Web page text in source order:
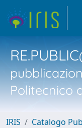
Politecnico
IRIS
Catalogo